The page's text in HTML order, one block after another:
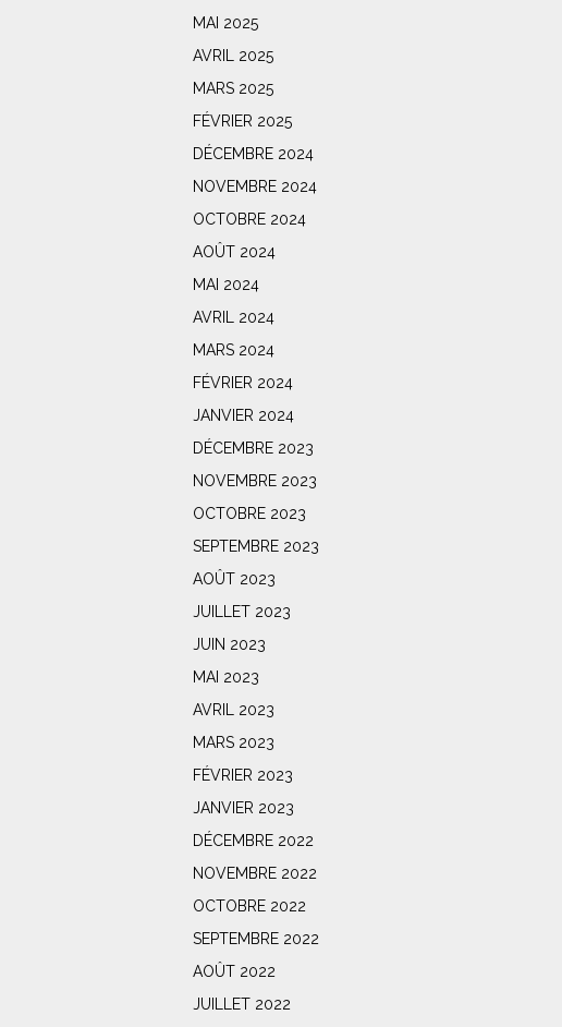
MAI 2025
AVRIL 2025
MARS 2025
FÉVRIER 2025
DÉCEMBRE 2024
NOVEMBRE 2024
OCTOBRE 2024
AOÛT 2024
MAI 2024
AVRIL 2024
MARS 2024
FÉVRIER 2024
JANVIER 2024
DÉCEMBRE 2023
NOVEMBRE 2023
OCTOBRE 2023
SEPTEMBRE 2023
AOÛT 2023
JUILLET 2023
JUIN 2023
MAI 2023
AVRIL 2023
MARS 2023
FÉVRIER 2023
JANVIER 2023
DÉCEMBRE 2022
NOVEMBRE 2022
OCTOBRE 2022
SEPTEMBRE 2022
AOÛT 2022
JUILLET 2022